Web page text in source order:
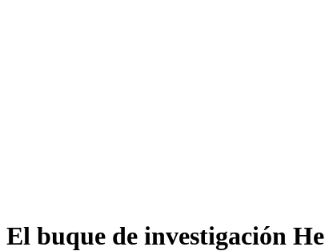
El buque de investigación